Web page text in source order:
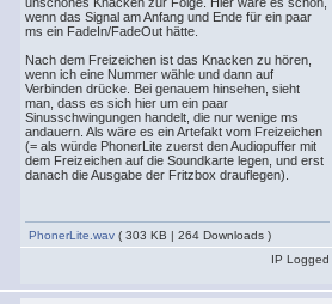
wenn das Signal am Anfang und Ende für ein paar
ms ein FadeIn/FadeOut hätte.
Nach dem Freizeichen ist das Knacken zu hören,
wenn ich eine Nummer wähle und dann auf
Verbinden drücke. Bei genauem hinsehen, sieht
man, dass es sich hier um ein paar
Sinusschwingungen handelt, die nur wenige ms
andauern. Als wäre es ein Artefakt vom Freizeichen
(= als würde PhonerLite zuerst den Audiopuffer mit
dem Freizeichen auf die Soundkarte legen, und erst
danach die Ausgabe der Fritzbox drauflegen).
PhonerLite.wav ( 303 KB | 264 Downloads )
IP Logged